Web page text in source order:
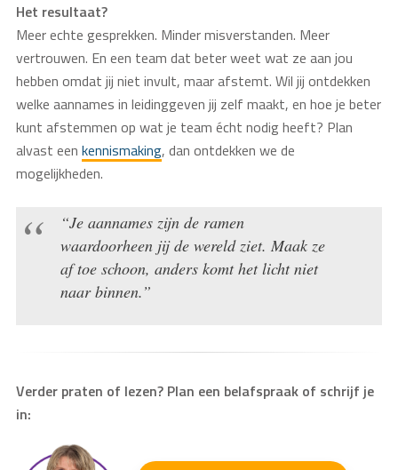
Het resultaat?
Meer echte gesprekken. Minder misverstanden. Meer
vertrouwen. En een team dat beter weet wat ze aan jou
hebben omdat jij niet invult, maar afstemt. Wil jij ontdekken
welke aannames in leidinggeven jij zelf maakt, en hoe je beter
kunt afstemmen op wat je team écht nodig heeft? Plan
alvast een kennismaking, dan ontdekken we de
mogelijkheden.
“Je aannames zijn de ramen
waardoorheen jij de wereld ziet. Maak ze
af toe schoon, anders komt het licht niet
naar binnen.”
Verder praten of lezen? Plan een belafspraak of schrijf je
in: